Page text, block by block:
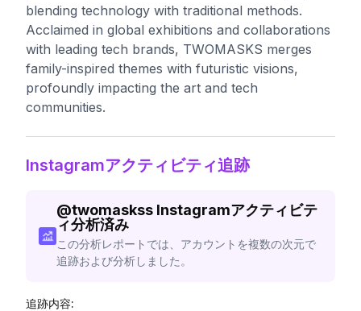
blending technology with traditional methods.
Acclaimed in global exhibitions and collaborations
with leading tech brands, TWOMASKS merges
family-inspired themes with futuristic visions,
profoundly impacting the art and tech
communities.
Instagramアクティビティ追跡
@twomaskss Instagramアクティビテ
ィ分析済み
この分析レポートでは、アカウントを複数の次元で
追跡および分析しました。
追跡内容: